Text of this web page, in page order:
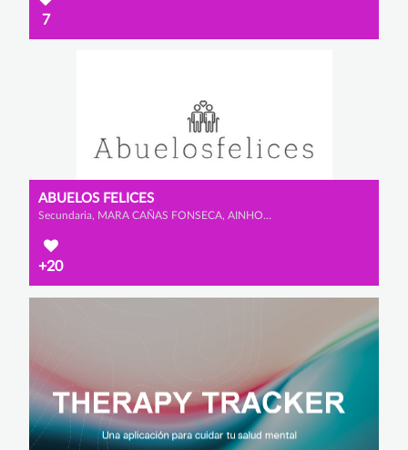
7
ABUELOS FELICES
Secundaria, MARA CAÑAS FONSECA, AINHOA MATUTE PORRAS y LUCÍA ÁLVAREZ OSORIO
+20